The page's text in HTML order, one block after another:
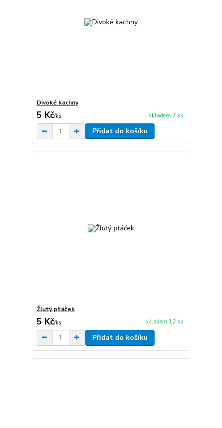
Divoké kachny
5 Kč/ks skladem 7 ks
Přidat do košíku
Žlutý ptáček
5 Kč/ks skladem 12 ks
Přidat do košíku